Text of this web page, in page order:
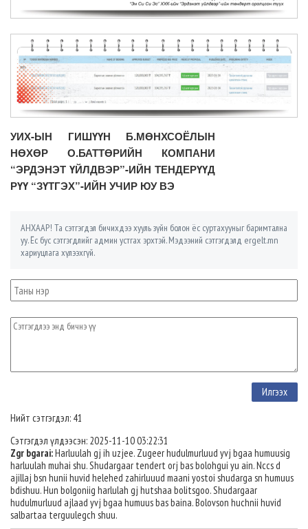
УИХ-ЫН ГИШҮҮН Б.МӨНХСОЁЛЫН
НӨХӨР О.БАТТӨРИЙН КОМПАНИ
“ЭРДЭНЭТ ҮЙЛДВЭР”-ИЙН ТЕНДЕРҮҮД
РҮҮ “ЗҮТГЭХ”-ИЙН УЧИР ЮУ ВЭ
АНХААР! Та сэтгэгдэл бичихдээ хууль зүйн болон ёс суртахууныг баримтална
уу. Ёс бус сэтгэгдлийг админ устгах эрхтэй. Мэдээний сэтгэгдэлд ergelt.mn
хариуцлага хүлээхгүй.
Нийт сэтгэгдэл: 41
Сэтгэгдэл үлдээсэн: 2025-11-10 03:22:31
Zgr bgarai:Harluulah gj ih uzjee. Zugeer hudulmurluud yvj bgaa humuusig
harluulah muhai shu. Shudargaar tendert orj bas bolohgui yu ain. Nccs d
ajillaj bsn hunii huvid helehed zahirluuud maani yostoi shudarga sn humuus
bdishuu. Hun bolgoniig harlulah gj hutshaa bolitsgoo. Shudargaar
hudulmurluud ajlaad yvj bgaa humuus bas baina. Bolovson huchnii huvid
salbartaa terguulegch shuu.